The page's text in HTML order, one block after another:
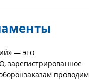
— это
зарегистрированное
проводим